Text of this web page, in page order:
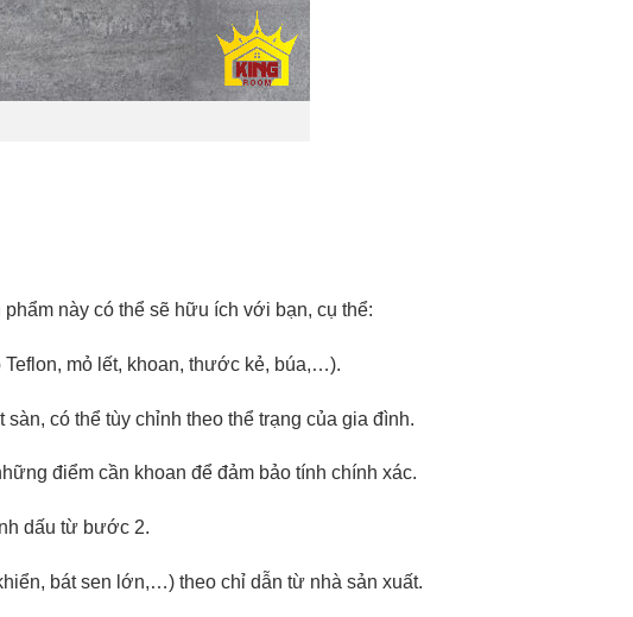
này có thể sẽ hữu ích với bạn, cụ thể:
mỏ lết, khoan, thước kẻ, búa,…).
có thể tùy chỉnh theo thể trạng của gia đình.
điểm cần khoan để đảm bảo tính chính xác.
dấu từ bước 2.
bát sen lớn,…) theo chỉ dẫn từ nhà sản xuất.